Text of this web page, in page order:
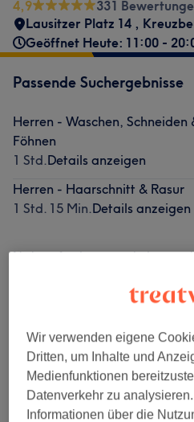
4,9
331
Lausitzer Platz 14 ,
Geöffnet Heute: 11:00 -
Passende Suchergebnisse
Herren - Waschen, Schneiden
Föhnen
1 Std.Details anzeigen
Herren - Haarschnitt & Rasur
1 Std. 15 Min.Details anzeigen
Nicht gefunden wonach du
Damen - Haarschnitte &
Wir verwenden eigene
Dritten, um Inhalte und
Medienfunktionen
Datenverkehr zu
Informationen über die